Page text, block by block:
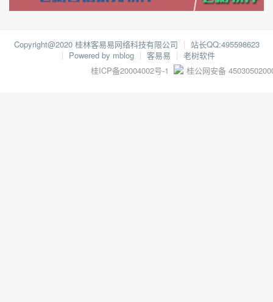
Copyright@2020 桂林客易易网络科技有限公司 ┊ 站长QQ:495598623
┊ Powered by mblog┊ 客易易 ┊ 老树软件
桂ICP备20004002号-1
桂公网安备